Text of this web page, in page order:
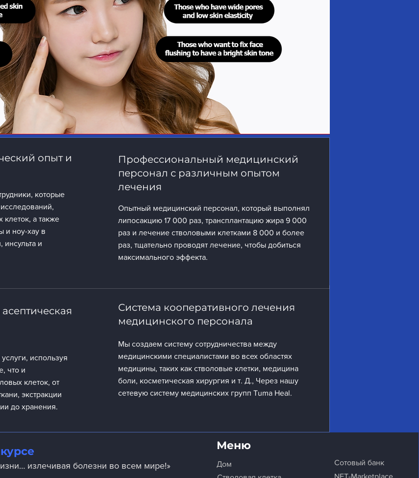
используя
что и
клеток, от
экстракции
до хранения.
Система кооперативного лечения
медицинского персонала
Мы создаем систему сотрудничества между
медицинскими специалистами во всех областях
медицины, таких как стволовые клетки, медицина
боли, косметическая хирургия и т. Д., Через нашу
сетевую систему медицинских групп Tuma Heal.
опыт и
которые
клеток, а также
и ноу-хау в
инсульта и
Профессиональный медицинский
персонал с различным опытом
лечения
Опытный медицинский персонал, который выполнял
липосакцию 17 000 раз, трансплантацию жира 9 000
раз и лечение стволовыми клетками 8 000 и более
раз, тщательно проводят лечение, чтобы добиться
максимального эффекта.
излечивая болезни во всем мире!»
Меню
Дом
Сотовый банк
NFT-Marketplace